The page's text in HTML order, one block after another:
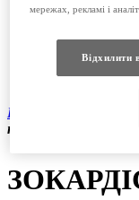
Домашня
Продукція
Вакансії
Продукція
таблетки, вкриті
мережах, рекламі і
Відхилити